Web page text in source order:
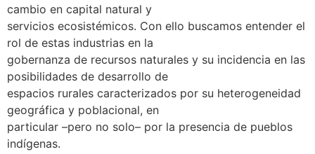
cambio en capital natural y
servicios ecosistémicos. Con ello buscamos entender el
rol de estas industrias en la
gobernanza de recursos naturales y su incidencia en las
posibilidades de desarrollo de
espacios rurales caracterizados por su heterogeneidad
geográfica y poblacional, en
particular –pero no solo– por la presencia de pueblos
indígenas.